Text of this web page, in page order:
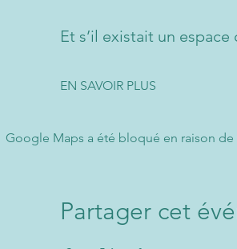
Et s’il existait un
EN SAVOIR PLUS
Google Maps a été bloqué en raison
Partager cet